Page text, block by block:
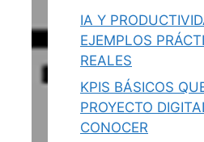
IA Y
EJEMPLOS
REALES
KPIS BÁSICOS
PROYECTO
CONOCER